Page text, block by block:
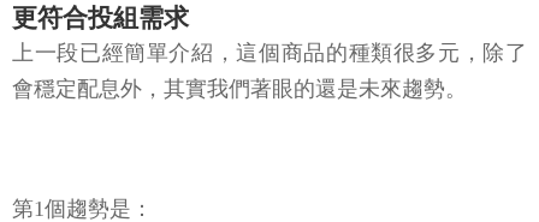
更符合投組需求
上一段已經簡單介紹，這個商品的種類很多元，除了
會穩定配息外，其實我們著眼的還是未來趨勢。
第1個趨勢是：